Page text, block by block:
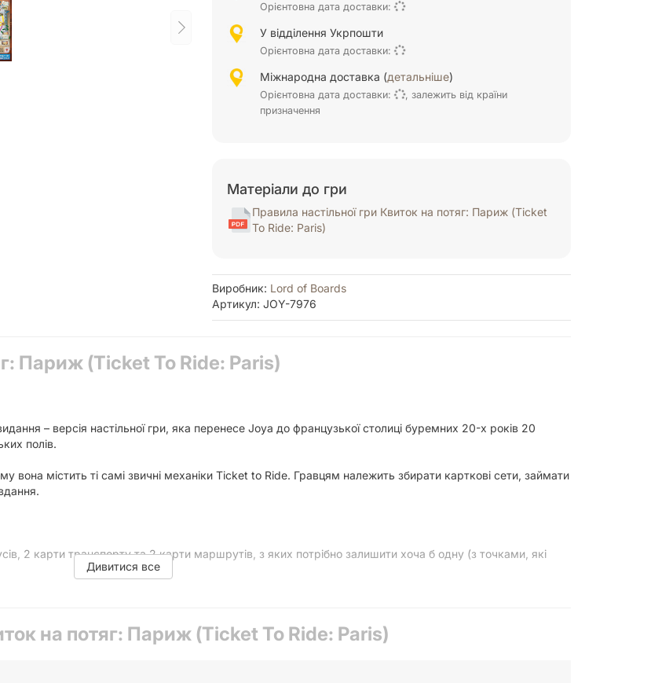
Орієнтовна дата доставки:
У відділення Укрпошти
Орієнтовна дата доставки:
Міжнародна доставка (детальніше)
Орієнтовна дата доставки:
, залежить від країни
призначення
Матеріали до гри
Правила настільної гри Квиток на потяг: Париж (Ticket
To Ride: Paris)
Виробник: Lord of Boards
Артикул: JOY-7976
Париж (Ticket To Ride: Paris)
– версія настільної гри, яка перенесе Joyа до французької столиці буремних 20-х років 20
полів.
вона містить ті самі звичні механіки Ticket to Ride. Гравцям належить збирати карткові сети, займати
2 карти транспорту та 2 карти маршрутів, з яких потрібно залишити хоча б одну (з точками, які
- це «джокер», що замінює будь-який колір.
принаймні 1 з них.
Дивитися все
на потяг: Париж (Ticket To Ride: Paris)